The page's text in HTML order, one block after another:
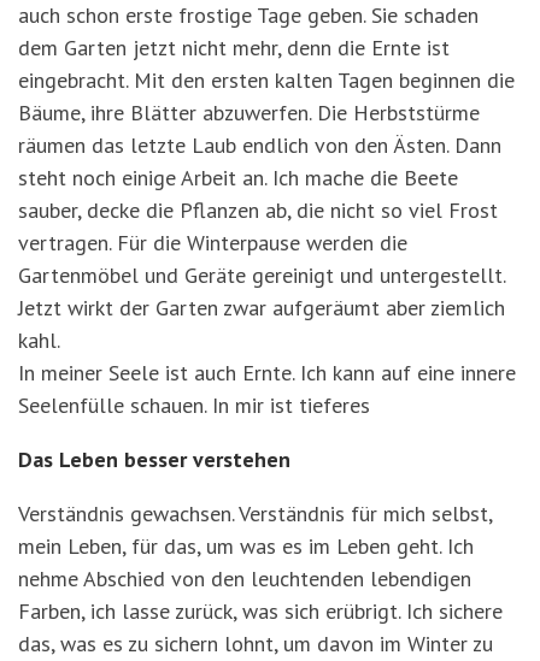
auch schon erste frostige Tage geben. Sie schaden
dem Garten jetzt nicht mehr, denn die Ernte ist
eingebracht. Mit den ersten kalten Tagen beginnen die
Bäume, ihre Blätter abzuwerfen. Die Herbststürme
räumen das letzte Laub endlich von den Ästen. Dann
steht noch einige Arbeit an. Ich mache die Beete
sauber, decke die Pflanzen ab, die nicht so viel Frost
vertragen. Für die Winterpause werden die
Gartenmöbel und Geräte gereinigt und untergestellt.
Jetzt wirkt der Garten zwar aufgeräumt aber ziemlich
kahl.
In meiner Seele ist auch Ernte. Ich kann auf eine innere
Seelenfülle schauen. In mir ist tieferes
Das Leben besser verstehen
Verständnis gewachsen. Verständnis für mich selbst,
mein Leben, für das, um was es im Leben geht. Ich
nehme Abschied von den leuchtenden lebendigen
Farben, ich lasse zurück, was sich erübrigt. Ich sichere
das, was es zu sichern lohnt, um davon im Winter zu